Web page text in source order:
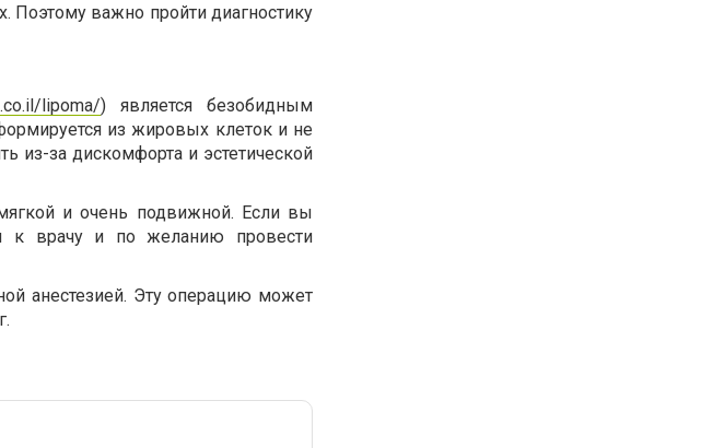
Поэтому важно пройти диагностику
lipoma/) является безобидным
из жировых клеток и не
из-за дискомфорта и эстетической
и очень подвижной. Если вы
к врачу и по желанию провести
анестезией. Эту операцию может